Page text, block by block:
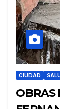
CIUDAD
OBRAS